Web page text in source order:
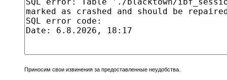
Приносим свои извинения за предоставленные неудобства.